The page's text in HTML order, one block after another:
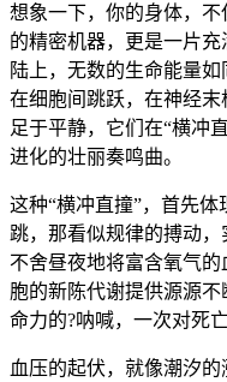
想象一下，你的身体，
的精密机器，更是一片
陆上，无数的生命能量如
在细胞间跳跃，在神经
足于平静，它们在“横冲
进化的壮丽奏鸣曲。
这种“横冲直撞”，首先
跳，那看似规律的搏动
不舍昼夜地将富含氧气
胞的新陈代谢提供源源
命力的?呐喊，一次对死
血压的起伏，就像潮汐